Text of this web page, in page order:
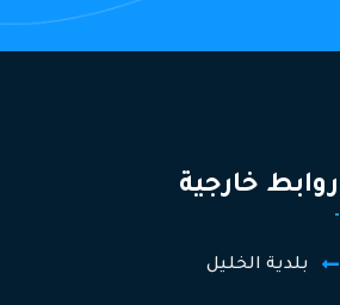
روابط خارجية
بلدية الخليل